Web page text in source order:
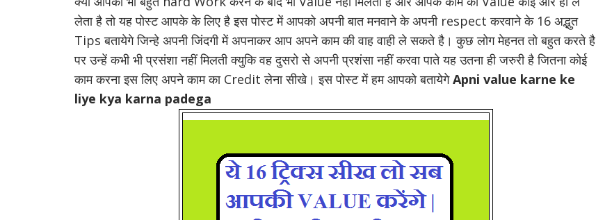
लेता है तो यह पोस्ट आपके के लिए है इस पोस्ट में आपको अपनी बात मनवाने के अपनी respect करवाने के 16 अद्भुत
Tips बतायेगे जिन्हे अपनी जिंदगी में अपनाकर आप अपने काम की वाह वाही ले सकते है। कुछ लोग मेहनत तो बहुत करते है
पर उन्हें कभी भी प्रसंशा नहीं मिलती क्युकि वह दुसरो से अपनी प्रशंसा नहीं करवा पाते यह उतना ही जरुरी है जितना कोई
काम करना इस लिए अपने काम का Credit लेना सीखे। इस पोस्ट में हम आपको बतायेगेApni value karne ke
liye kya karna padega